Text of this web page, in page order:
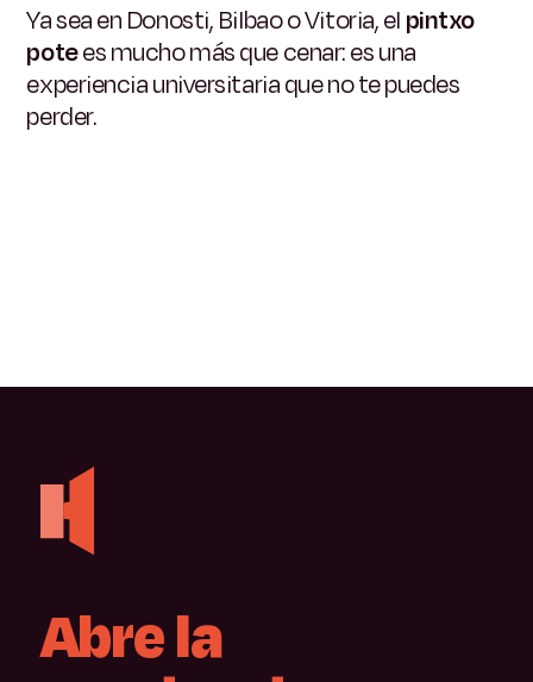
Ya sea en Donosti, Bilbao o Vitoria, el pintxo
potees mucho más que cenar: es una
experiencia universitaria que no te puedes
perder.
Abrela